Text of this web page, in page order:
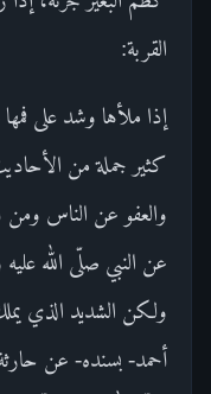
القربة:
إذا ملأها وشد على
كثير جملة من
والعفو عن الناس ومن
عن النبي صلّى الله
ولكن الشديد الذي
أحمد- بسنده- عن